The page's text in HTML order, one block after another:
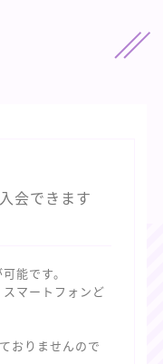
会できます
能です。
マートフォンど
おりませんので